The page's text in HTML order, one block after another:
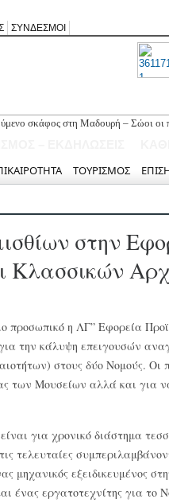
ΣΥΝΔΕΣΜΟΙ
σκάφος στη Μαδουρή – Σώοι οι
αίτημα για φιλανθρωπική δράση
Τι αλλάζει σε Λευκάδα και
ΤΟΥΡΙΣΜΟΣ
στην
Κλασσικών
προσωπικό η ΛΓ” Εφορεία
την κάλυψη επειγουσών
στους δύο Νομούς. Οι
των Μουσείων αλλά και για
για χρονικό διάστημα
τελευταίες
μηχανικός εξειδικευμένος
ένας εργατοτεχνίτης για το